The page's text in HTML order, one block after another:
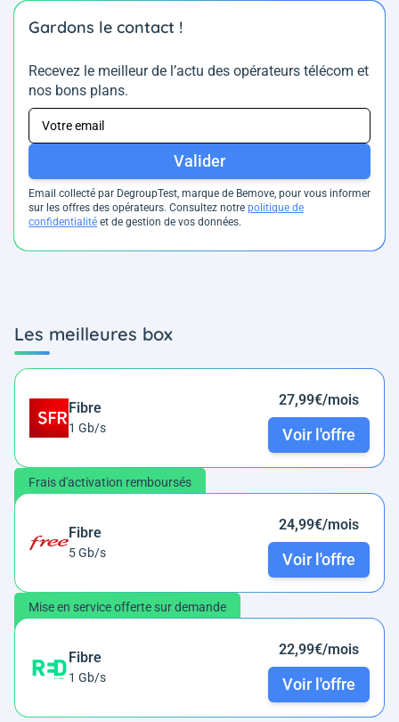
Gardons le contact !
Recevez le meilleur de l’actu des opérateurs télécom et
nos bons plans.
Valider
Email collecté par DegroupTest, marque de Bemove, pour vous informer
sur les offres des opérateurs. Consultez notre politique de
confidentialité et de gestion de vos données.
Les meilleures box
Fibre
1 Gb/s
27,99€/mois
Voir l'offre
Frais d'activation remboursés
Fibre
5 Gb/s
24,99€/mois
Voir l'offre
Mise en service offerte sur demande
Fibre
1 Gb/s
22,99€/mois
Voir l'offre